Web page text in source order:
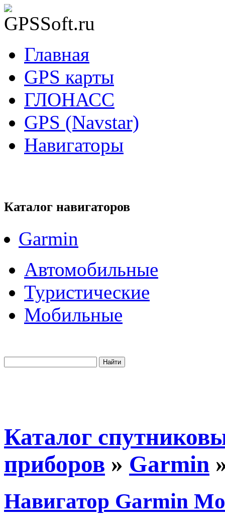
Главная
GPS карты
ГЛОНАСС
GPS (Navstar)
Навигаторы
Каталог навигаторов
Garmin
Автомобильные
Туристические
Мобильные
Каталог
приборов » Garmin
Навигатор Garmin